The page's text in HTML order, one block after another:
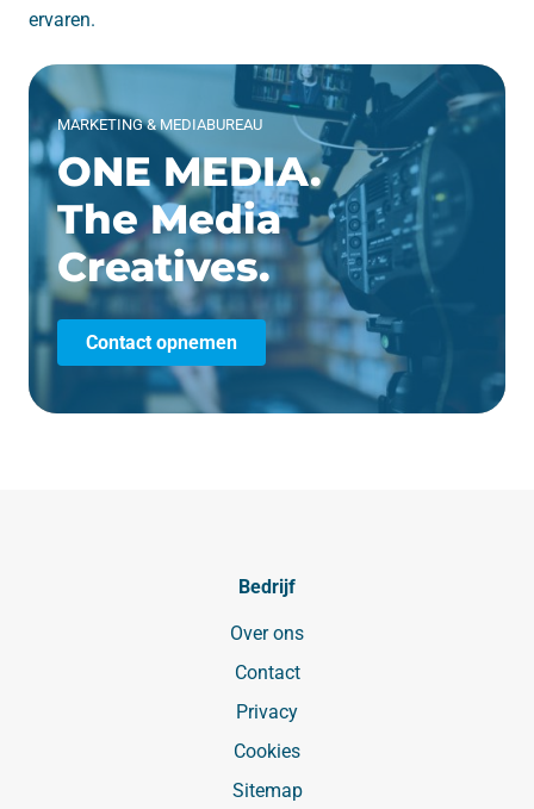
ervaren.
MARKETING & MEDIABUREAU
ONE MEDIA.
The Media
Creatives.
Contact opnemen
Bedrijf
Over ons
Contact
Privacy
Cookies
Sitemap